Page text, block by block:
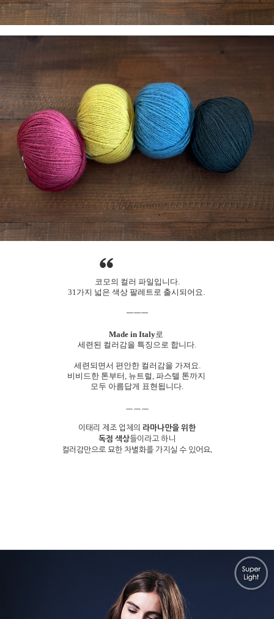
코모의 컬러 파일입니다.
31가지 넓은 색상 팔레트로 출시되어요.
ㅡㅡㅡ
Made in Italy로
세련된 컬러감을 특징으로 합니다.
세련되면서 편안한 컬러감을 가져요.
비비드한 톤부터, 뉴트럴, 파스텔 톤까지
모두 아름답게 표현됩니다.
ㅡㅡㅡ
이태리 제조 업체의 라마나만을 위한
독점 색상들이라고 하니
컬러감만으로 묘한 차별화를 가지실 수 있어요.